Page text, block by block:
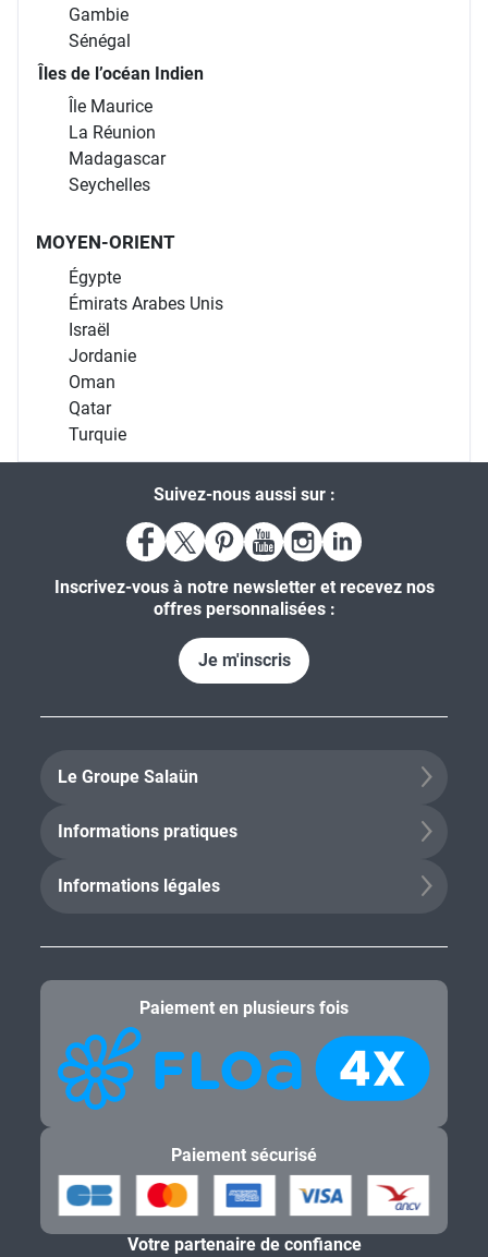
Gambie
Sénégal
Îles de l’océan Indien
Île Maurice
La Réunion
Madagascar
Seychelles
MOYEN-ORIENT
Égypte
Émirats Arabes Unis
Israël
Jordanie
Oman
Qatar
Turquie
Suivez-nous aussi sur :
Inscrivez-vous à notre newsletter et recevez nos
offres personnalisées :
Je m'inscris
Le Groupe Salaün
Informations pratiques
Informations légales
Paiement en plusieurs fois
Paiement sécurisé
Votre partenaire de confiance